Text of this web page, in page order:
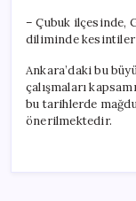
– Çubuk ilçesinde,
diliminde kesintiler
Ankara’daki bu
çalışmaları
bu tarihlerde
önerilmektedir.